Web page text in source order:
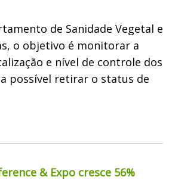
de Sanidade Vegetal e
o objetivo é monitorar a
e nível de controle dos
possível retirar o status de
& Expo cresce 56%